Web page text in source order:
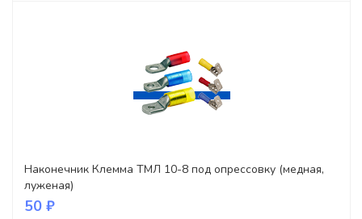
Наконечник Клемма ТМЛ 10-8 под опрессовку (медная,
луженая)
50 ₽